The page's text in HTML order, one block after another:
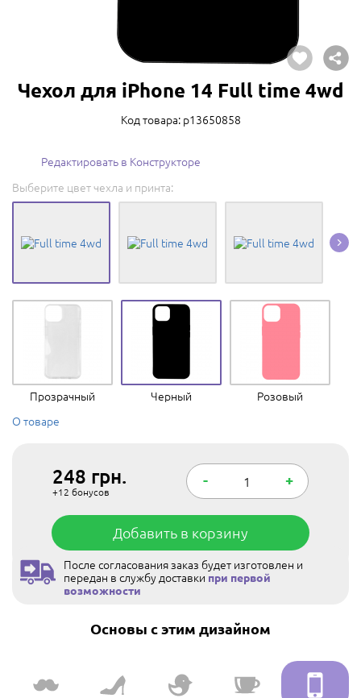
Чехол для iPhone 14 Full time 4wd
Код товара: p13650858
Редактировать в Конструкторе
Выберите цвет чехла и принта:
Прозрачный Черный
Розовый
О товаре
248 грн.
+12 бонусов
- +
Добавить в корзину
После согласования заказ будет изготовлен и
передан в службу доставки при первой
возможности
Основы с этим дизайном